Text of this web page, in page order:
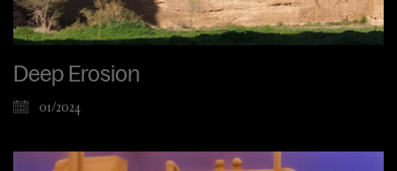
Deep Erosion
01/2024